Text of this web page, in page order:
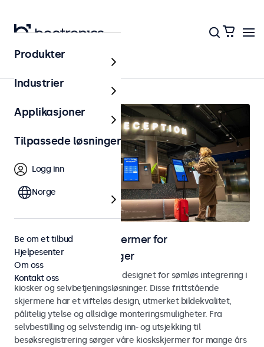
Kiosk og selvbetjening
Skjermer og touchskjermer for
selvbetjeningsløsninger
Skjermer og touchskjermer designet for sømløs integrering i
kiosker og selvbetjeningsløsninger. Disse frittstående
skjermene har et vifteløs design, utmerket bildekvalitet,
pålitelig ytelse og allsidige monteringsmuligheter. Fra
selvbestilling og selvstendig inn- og utsjekking til
besøksregistrering sørger våre kioskskjermer for mange års
Produkter
Industrier
Applikasjoner
Tilpassede løsninger
Logg inn
Norge
Be om et tilbud
Hjelpesenter
Om oss
Kontakt oss